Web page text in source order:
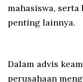
mahasiswa,
penting lainnya.
Dalam advis
perusahaan